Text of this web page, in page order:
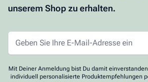
unserem Shop zu erhalten.
Mit Deiner Anmeldung bist Du damit
individuell personalisierte Produktempfehlungen